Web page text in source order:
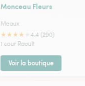
Monceau Fleurs
Meaux
★★★★
4.4 (290)
1 cour Raoult
Voir la boutique